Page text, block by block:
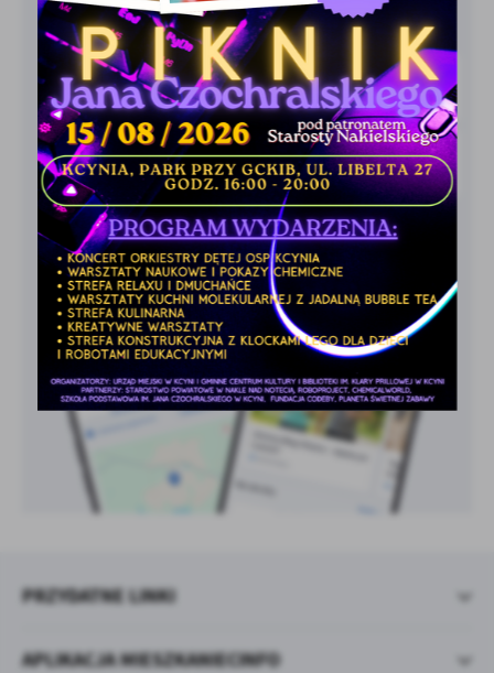
treści w postaci wiadomości, ofert, komunikatów mediów
społecznościowych.
PRZYDATNE LINKI
APLIKACJA MIESZKANIECINFO